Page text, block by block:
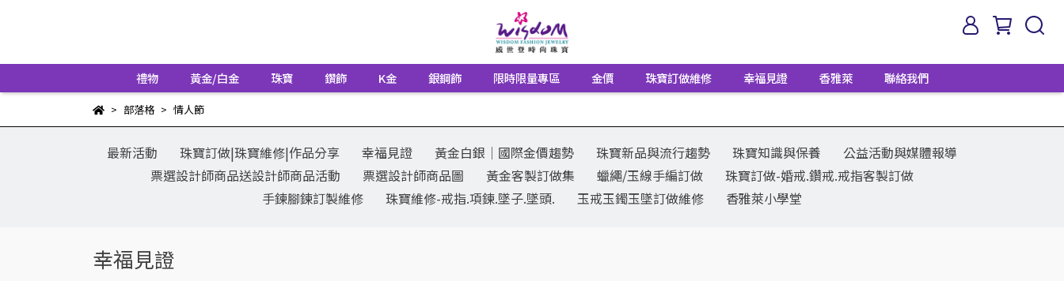
禮物 黃金/白金 珠寶 鑽飾 K金 銀鋼飾 限時限量專區 金價 珠寶訂做維修 幸福見證 香雅萊 聯絡我們
部落格 情人節
最新活動 珠寶訂做|珠寶維修|作品分享 幸福見證 黃金白銀│國際金價趨勢 珠寶新品與流行趨勢 珠寶知識與保養
公益活動與媒體報導
票選設計師商品送設計師商品活動
票選設計師商品圖 黃金客製訂做集 蠟繩/玉線手編訂做
珠寶訂做-婚戒.鑽戒.戒指客製訂做
手鍊腳鍊訂製維修
珠寶維修-戒指.項鍊.墜子.墜頭. 玉戒玉鐲玉墜訂做維修 香雅萊小學堂
幸福見證